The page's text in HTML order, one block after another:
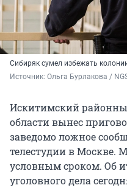
Сибиряк сумел избежать
Источник: Ольга Бурлакова /
Искитимский
области вынес
заведомо ложное
телестудии в Москве.
условным сроком. Об
уголовного дела